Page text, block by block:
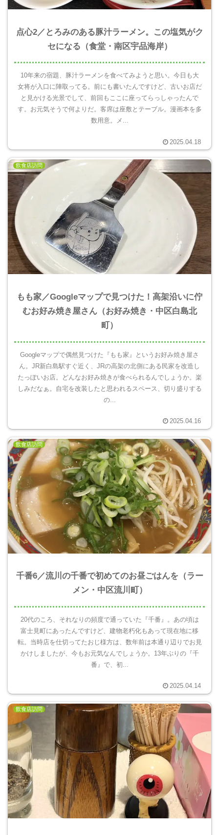
点心2／とろみのある豚汁ラーメン。この塩気がク
セになる（食堂・南区宇品海岸）
10年来の宿題、豚汁ラーメンを食べてみようと思い。今日も大
女将が入口に陣取ってる。前にも書いたんですけど、古いお店だ
と見かける光景でして、前回もここに座ってらっしゃったんで
す。お元気そうで何よりだ。客席は座敷とテーブル。漫画本を多
数用意。メ...
2025.04.18
飲食店訪問
もも家／Googleマップで見つけた！高架沿いに佇
むお好み焼き屋さん（お好み焼き・中区白島北
町）
Googleマップで偶然見つけた『もも家』というお好み焼き屋さ
ん。JR新白島駅すぐ近く、JRの高架の北側にある民家を改造し
たっぽいお店。どんなお好み焼きが食べられるんでしょうか。楽
しみだなぁ。自宅を改装したと思われるスペース、切り盛りする
の...
2025.04.16
飲食店訪問
千番6／流川の千番で初めてのお昼ごはんを（ラー
メン・中区流川町）
20代のころ、それなりの頻度で通っていた『千番』。あの頃は
富士見町にあったんですけど、建物老朽化もあって現在地に移
転。当時店を仕切ってたおじ様方は、数年前は本通り辺りでお見
かけしましたが、今もお元気なんでしょうか。13年ぶりの『千
番』で、初...
2025.04.14
飲食店訪問